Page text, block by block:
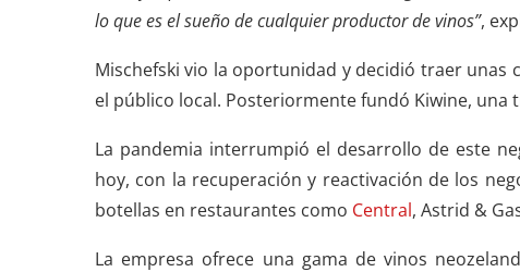
lo que es el sueño de cualquier productor de vinos”,
Mischefski vio la oportunidad y decidió traer
el público local. Posteriormente fundó Kiwine, una
La pandemia interrumpió el desarrollo de este
hoy, con la recuperación y reactivación de los
botellas en restaurantes como Central, Astrid &
La empresa ofrece una gama de vinos